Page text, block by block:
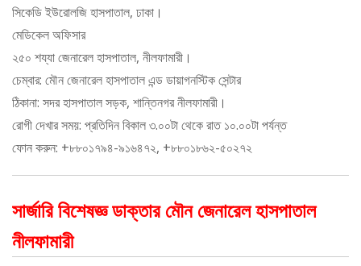
সিকেডি ইউরোলজি হাসপাতাল, ঢাকা।
মেডিকেল অফিসার
২৫০ শয্যা জেনারেল হাসপাতাল, নীলফামারী।
চেম্বার: মৌন জেনারেল হাসপাতাল এন্ড ডায়াগনস্টিক সেন্টার
ঠিকানা: সদর হাসপাতাল সড়ক, শান্তিনগর নীলফামারী।
রোগী দেখার সময়: প্রতিদিন বিকাল ৩.০০টা থেকে রাত ১০.০০টা পর্যন্ত
ফোন করুন: +৮৮০১৭৯৪-৯১৬৪৭২, +৮৮০১৮৬২-৫০২৭২
সার্জারি বিশেষজ্ঞ ডাক্তার মৌন জেনারেল হাসপাতাল
নীলফামারী